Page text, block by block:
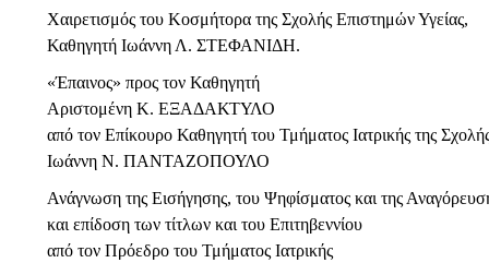
Χαιρετισμός του Κοσμήτορα της Σχολής Επιστημών Υγείας,
Καθηγητή Ιωάννη Λ. ΣΤΕΦΑΝΙΔΗ.
«Έπαινος» προς τον Καθηγητή
Αριστομένη Κ. ΕΞΑΔΑΚΤΥΛΟ
από τoν Επίκουρο Καθηγητή του Τμήματος Ιατρικής της
Ιωάννη Ν. ΠΑΝΤΑΖΟΠΟΥΛΟ
Ανάγνωση της Εισήγησης, του Ψηφίσματος και της
και επίδοση των τίτλων και του Επιτηβεννίου
από τον Πρόεδρο του Τμήματος Ιατρικής